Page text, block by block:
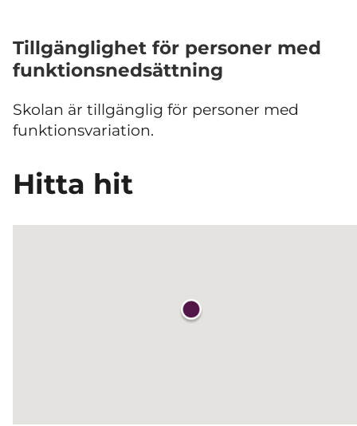
Tillgänglighet för personer med
funktionsnedsättning
Skolan är tillgänglig för personer med
funktionsvariation.
Hitta hit